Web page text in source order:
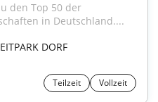
den Top 50 der
in Deutschland....
DORF
Teilzeit Vollzeit